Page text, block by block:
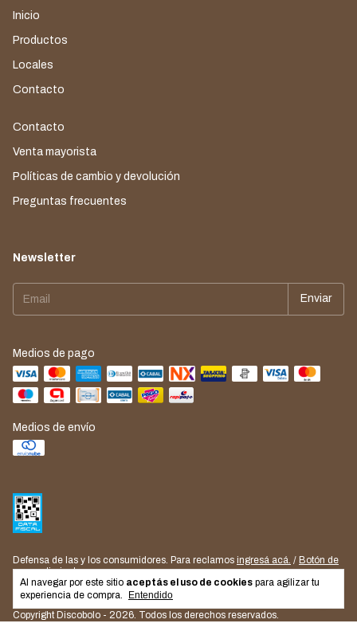
Al navegar por este sitio aceptás el uso de cookies para agilizar tu
experiencia de compra.
Entendido
Inicio
Productos
Locales
Contacto
Contacto
Venta mayorista
Políticas de cambio y devolución
Preguntas frecuentes
Newsletter
Medios de pago
Medios de envío
Defensa de las y los consumidores. Para reclamos ingresá acá. / Botón de
arrepentimiento
Copyright Discobolo - 2026. Todos los derechos reservados.